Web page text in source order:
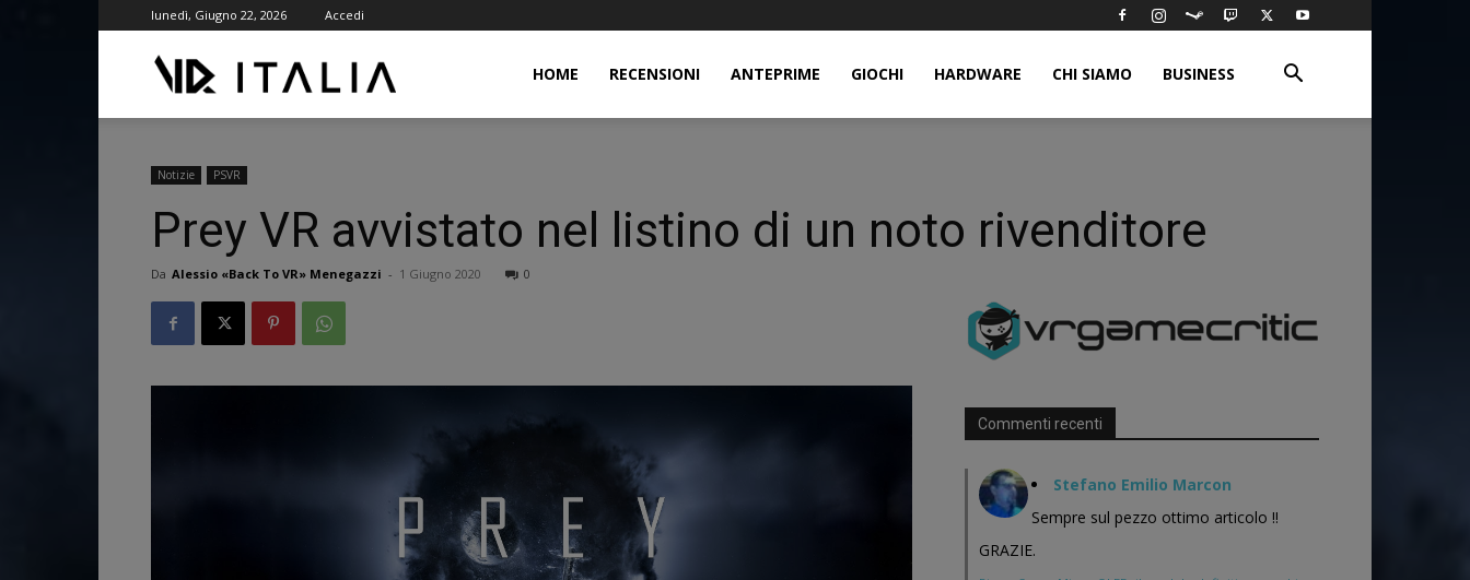
lunedì, Giugno 22, 2026 Accedi
HOME RECENSIONI ANTEPRIME GIOCHI HARDWARE CHI SIAMO BUSINESS
Notizie PSVR
Prey VR avvistato nel listino di un noto rivenditore
Da Alessio «Back To VR» Menegazzi - 1 Giugno 2020 0
Commenti recenti
Stefano Emilio Marcon
Sempre sul pezzo ottimo articolo !!
GRAZIE.